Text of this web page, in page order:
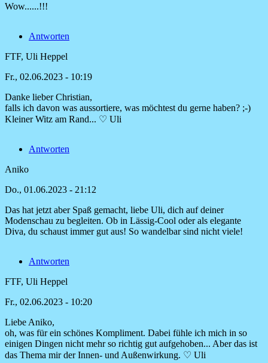
Wow......!!!
Antworten
FTF, Uli Heppel
Fr., 02.06.2023 - 10:19
Antwort
auf
Christian
Danke lieber Christian,
falls ich davon was aussortiere, was möchtest du gerne haben? ;-)
Kleiner Witz am Rand... ♡ Uli
Antworten
Aniko
Do., 01.06.2023 - 21:12
Das hat jetzt aber Spaß gemacht, liebe Uli, dich auf deiner
Modenschau zu begleiten. Ob in Lässig-Cool oder als elegante
Diva, du schaust immer gut aus! So wandelbar sind nicht viele!
Antworten
FTF, Uli Heppel
Fr., 02.06.2023 - 10:20
Antwort
auf
Das
Liebe Aniko,
oh, was für ein schönes Kompliment. Dabei fühle ich mich in so
einigen Dingen nicht mehr so richtig gut aufgehoben... Aber das ist
das Thema mir der Innen- und Außenwirkung. ♡ Uli